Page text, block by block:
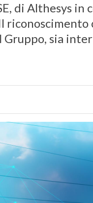
di Althesys in
sia